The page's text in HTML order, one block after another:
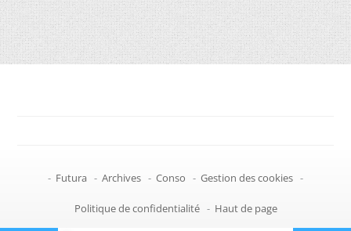
- Futura - Archives - Conso - Gestion des cookies -
Politique de confidentialité - Haut de page